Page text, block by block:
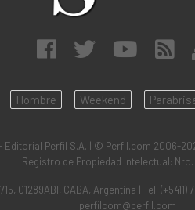
Hombre Weekend
Perfil S.A. | © Perfil.com 2006-
Registro de Propiedad Intelectual:
, C1289ABI, CABA, Argentina | Tel: (+5411)
perfilcom@perfil.com